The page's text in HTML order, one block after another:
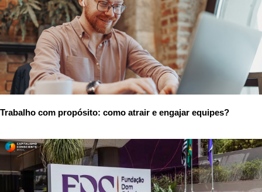
Trabalho com propósito: como atrair e engajar equipes?